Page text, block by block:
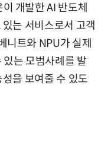
개발한 AI 반도체
는 서비스로서 고객
니트와 NPU가 실제
는 모범사례를 발
을 보여줄 수 있도